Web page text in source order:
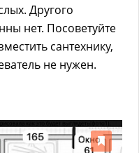
Другого
нет. Посоветуйте
сантехнику,
не нужен.